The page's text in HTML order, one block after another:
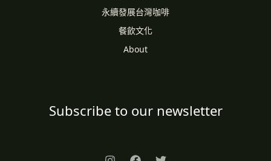
永續發展台灣咖啡
餐飲文化
About
Subscribe to our newsletter